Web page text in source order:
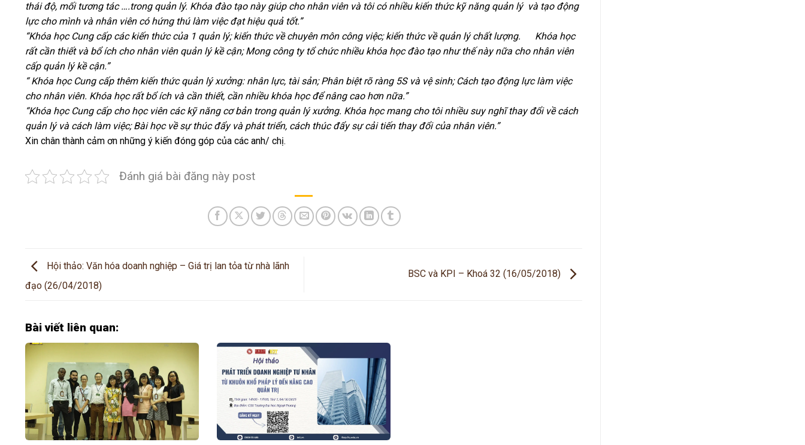
thái độ, mối tương tác ….trong quản lý. Khóa đào tạo này giúp cho nhân viên và tôi có nhiều kiến thức kỹ năng quản lý và tạo động
lực cho mình và nhân viên có hứng thú làm việc đạt hiệu quả tốt.”
“Khóa học Cung cấp các kiến thức của 1 quản lý; kiến thức về chuyên môn công việc; kiến thức về quản lý chất lượng. Khóa học
rất cần thiết và bổ ích cho nhân viên quản lý kề cận; Mong công ty tổ chức nhiều khóa học đào tạo như thế này nữa cho nhân viên
cấp quản lý kề cận.”
“ Khóa học Cung cấp thêm kiến thức quản lý xưởng: nhân lực, tài sản; Phân biệt rõ ràng 5S và vệ sinh; Cách tạo động lực làm việc
cho nhân viên. Khóa học rất bổ ích và cần thiết, cần nhiều khóa học để nâng cao hơn nữa.”
“Khóa học Cung cấp cho học viên các kỹ năng cơ bản trong quản lý xưởng. Khóa học mang cho tôi nhiều suy nghĩ thay đổi về cách
quản lý và cách làm việc; Bài học về sự thúc đẩy và phát triển, cách thúc đẩy sự cải tiến thay đổi của nhân viên.”
Xin chân thành cảm ơn những ý kiến đóng góp của các anh/ chị.
Đánh giá bài đăng này post
Hội thảo: Văn hóa doanh nghiệp – Giá trị lan tỏa từ nhà lãnh
đạo (26/04/2018)
BSC và KPI – Khoá 32 (16/05/2018)
Bài viết liên quan: